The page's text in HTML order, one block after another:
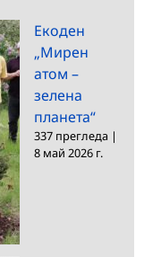
Екоден
„Мирен
атом –
зелена
планета“
337 прегледа |
8 май 2026 г.